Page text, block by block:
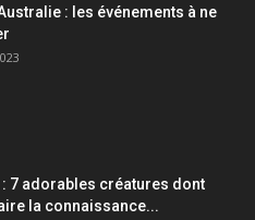
: les événements à ne
: 7 adorables créatures dont
la connaissance...